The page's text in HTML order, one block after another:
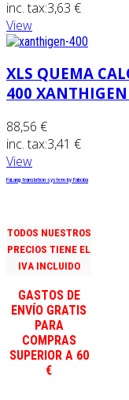
inc. tax:3,63 €
View
XLS QUEMA
400
88,56 €
inc. tax:3,41 €
View
FaLang translation system by Faboba
TODOS NUESTROS
PRECIOS TIENE EL
IVA INCLUIDO
GASTOS DE
ENVÍO GRATIS
PARA
COMPRAS
SUPERIOR A 60
€